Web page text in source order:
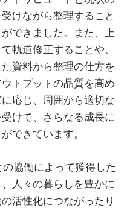
けながら整理すること
できました。また、上
軌道修正することや、
資料から整理の仕方を
トプットの品質を高め
応じ、周囲から適切な
けて、さらなる成長に
できています。
協働によって獲得した
人々の暮らしを豊かに
活性化につながったり